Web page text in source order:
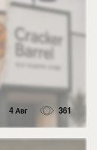
4 Авг 361